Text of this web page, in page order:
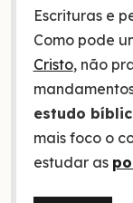
Escrituras e
Como pode
Cristo, não
estudo
mais foco o
estudar as